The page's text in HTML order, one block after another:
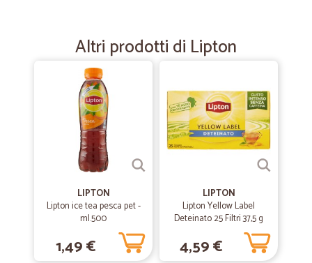
Ho trovato tutti i prodotti (alimentari e per la casa). Prezzo buono. Ma
soprattutto una rapida consegna con mezzo refrigerato. Decisamente
01/07/2021
—Francesco L.
Buoni i tempi di consegna ma....
Buoni i tempi di consegna, l'unica pecca che la consegna al piano non
la fanno se non con pagamento extra, a noi hanno lasciato la merce
consegna al piano (almeno, dove c'è l'ascensore) rientra nelle spese
di spedizione.
14/04/2021
Giulia M.
Altri prodotti di Lipton
LIPTON
Lipton ice tea pesca pet -
ml.500
1,49 €
LIPTON
Lipton Yellow Label
Deteinato 25 Filtri 37,5 g
4,59 €